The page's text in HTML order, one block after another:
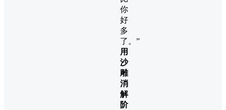
你
好
多
了。”
用
沙
雕
消
解
阶